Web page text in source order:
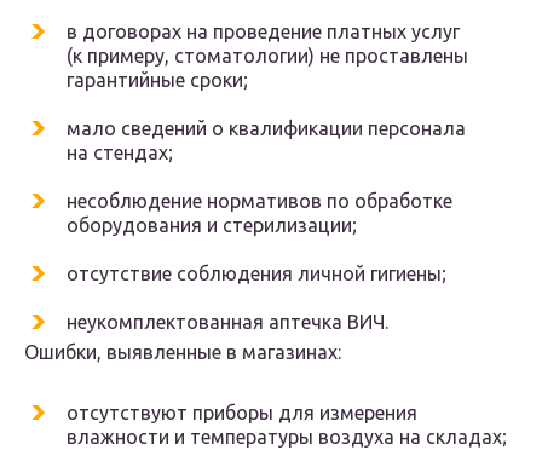
в договорах на проведение платных услуг
(к примеру, стоматологии) не проставлены
гарантийные сроки;
мало сведений о квалификации персонала
на стендах;
несоблюдение нормативов по обработке
оборудования и стерилизации;
отсутствие соблюдения личной гигиены;
неукомплектованная аптечка ВИЧ.
Ошибки, выявленные в магазинах:
отсутствуют приборы для измерения
влажности и температуры воздуха на складах;